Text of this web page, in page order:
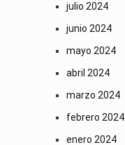
julio 2024
junio 2024
mayo 2024
abril 2024
marzo 2024
febrero 2024
enero 2024